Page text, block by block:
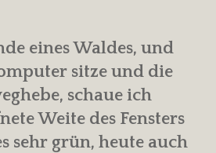
eines Waldes, und
sitze und die
schaue ich
Weite des Fensters
sehr grün, heute auch